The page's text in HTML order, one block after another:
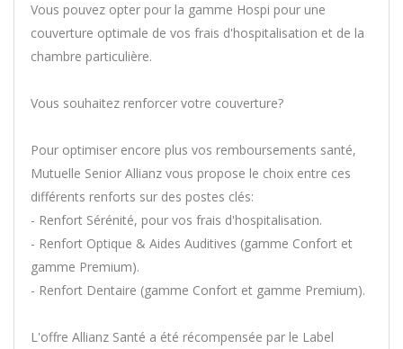
Vous pouvez opter pour la gamme Hospi pour une
couverture optimale de vos frais d'hospitalisation et de la
chambre particulière.
Vous souhaitez renforcer votre couverture?
Pour optimiser encore plus vos remboursements santé,
Mutuelle Senior Allianz vous propose le choix entre ces
différents renforts sur des postes clés:
- Renfort Sérénité, pour vos frais d'hospitalisation.
- Renfort Optique & Aides Auditives (gamme Confort et
gamme Premium).
- Renfort Dentaire (gamme Confort et gamme Premium).
L'offre Allianz Santé a été récompensée par le Label